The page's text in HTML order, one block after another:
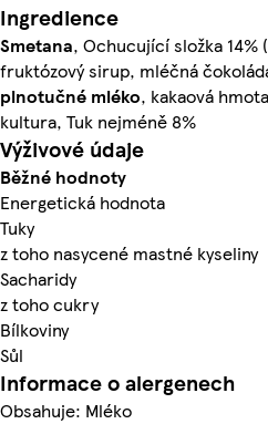
Ingredience
Smetana, Ochucující složka
fruktózový sirup, mléčná
plnotučné mléko, kakaová
kultura, Tuk nejméně 8%
Výživové údaje
Běžné hodnoty
Energetická hodnota
Tuky
z toho nasycené mastné kyseliny
Sacharidy
z toho cukry
Bílkoviny
Sůl
Informace o alergenech
Obsahuje: Mléko